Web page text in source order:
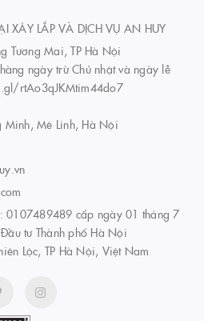
XÂY LẮP VÀ DỊCH VỤ AN HUY
Tương Mai, TP Hà Nội
ngày trừ Chủ nhật và ngày lễ
rtAo3qJKMtim44do7
Minh, Mê Linh, Hà Nội
0107489489 cấp ngày 01 tháng 7
tư Thành phố Hà Nội
Lộc, TP Hà Nội, Việt Nam